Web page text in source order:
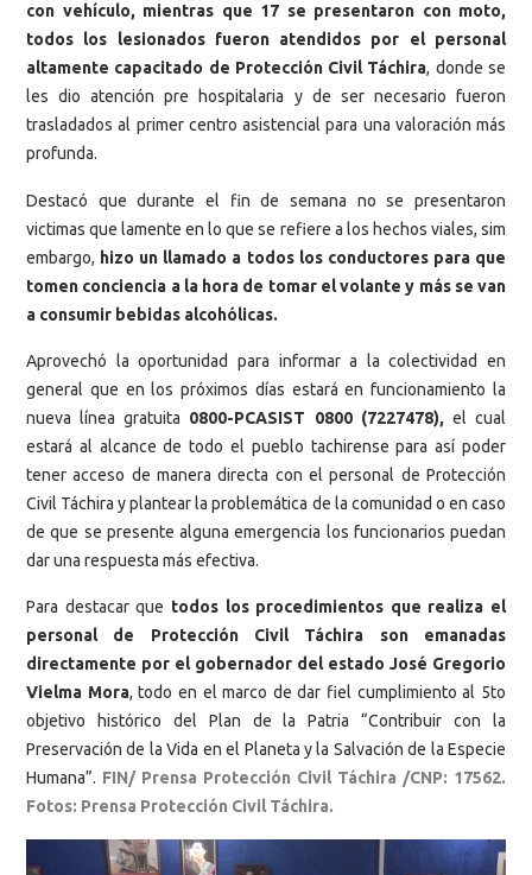
con vehículo, mientras que 17 se presentaron con moto,
todos los lesionados fueron atendidos por el personal
altamente capacitado de Protección Civil Táchira, donde se
les dio atención pre hospitalaria y de ser necesario fueron
trasladados al primer centro asistencial para una valoración más
profunda.
Destacó que durante el fin de semana no se presentaron
victimas que lamente en lo que se refiere a los hechos viales, sim
embargo, hizo un llamado a todos los conductores para que
tomen conciencia a la hora de tomar el volante y más se van
a consumir bebidas alcohólicas.
Aprovechó la oportunidad para informar a la colectividad en
general que en los próximos días estará en funcionamiento la
nueva línea gratuita 0800-PCASIST 0800 (7227478), el cual
estará al alcance de todo el pueblo tachirense para así poder
tener acceso de manera directa con el personal de Protección
Civil Táchira y plantear la problemática de la comunidad o en caso
de que se presente alguna emergencia los funcionarios puedan
dar una respuesta más efectiva.
Para destacar que todos los procedimientos que realiza el
personal de Protección Civil Táchira son emanadas
directamente por el gobernador del estado José Gregorio
Vielma Mora, todo en el marco de dar fiel cumplimiento al 5to
objetivo histórico del Plan de la Patria “Contribuir con la
Preservación de la Vida en el Planeta y la Salvación de la Especie
Humana”. FIN/ Prensa Protección Civil Táchira /CNP: 17562.
Fotos: Prensa Protección Civil Táchira.